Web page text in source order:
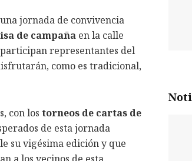
jornada de convivencia
de campaña en la calle
representantes del
como es tradicional,
con los torneos de cartas de
de esta jornada
su vigésima edición y que